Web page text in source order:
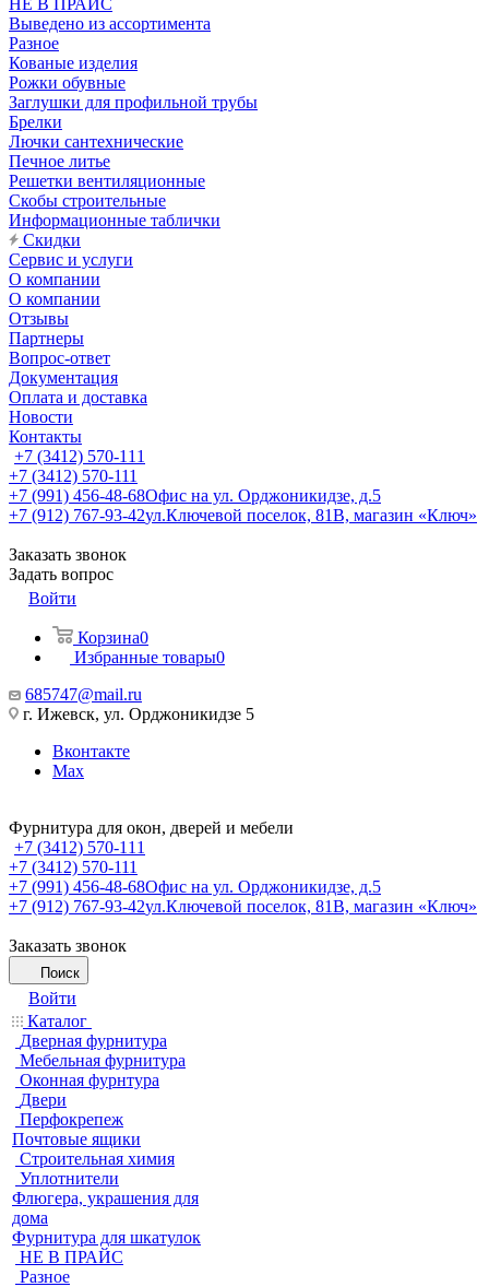
НЕ В ПРАЙС
Выведено из ассортимента
Разное
Кованые изделия
Рожки обувные
Заглушки для профильной трубы
Брелки
Лючки сантехнические
Печное литье
Решетки вентиляционные
Скобы строительные
Информационные таблички
Скидки
Сервис и услуги
О компании
О компании
Отзывы
Партнеры
Вопрос-ответ
Документация
Оплата и доставка
Новости
Контакты
+7 (3412) 570-111
+7 (3412) 570-111
+7 (991) 456-48-68Офис на ул. Орджоникидзе, д.5
+7 (912) 767-93-42ул.Ключевой поселок, 81В, магазин «Ключ»
Заказать звонок
Задать вопрос
Войти
Корзина0
Избранные товары0
685747@mail.ru
г. Ижевск, ул. Орджоникидзе 5
Вконтакте
Max
Фурнитура для окон, дверей и мебели
+7 (3412) 570-111
+7 (3412) 570-111
+7 (991) 456-48-68Офис на ул. Орджоникидзе, д.5
+7 (912) 767-93-42ул.Ключевой поселок, 81В, магазин «Ключ»
Заказать звонок
Поиск
Войти
Каталог
Дверная фурнитура
Мебельная фурнитура
Оконная фурнтура
Двери
Перфокрепеж
Почтовые ящики
Строительная химия
Уплотнители
Флюгера, украшения для
дома
Фурнитура для шкатулок
НЕ В ПРАЙС
Разное